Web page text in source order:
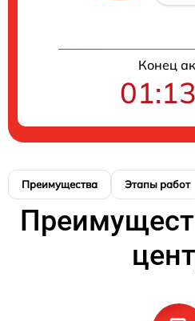
Конец
Преимущества Этапы работ